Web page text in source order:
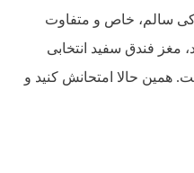
سالم، خاص و متفاوت
مغز فندق سفید انتخابی
حالا امتحانش کنید و